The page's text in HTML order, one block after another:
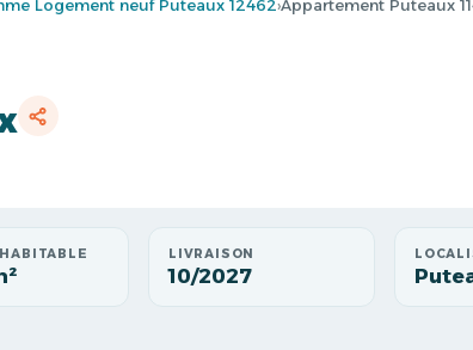
Logement neuf Puteaux 12462›Appartement Puteaux
LIVRAISON
10/2027